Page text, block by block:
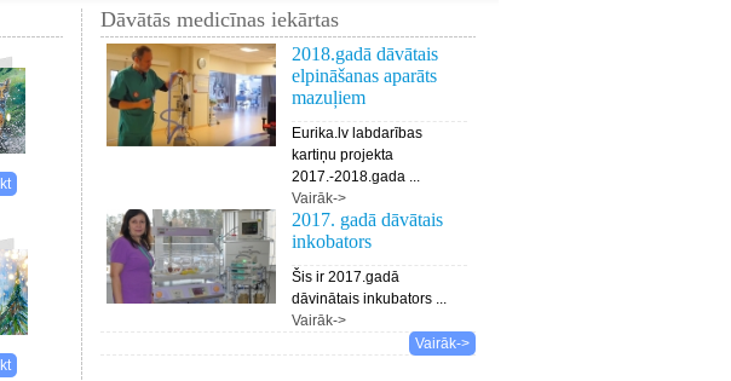
Dāvātās medicīnas iekārtas
2018.gadā dāvātais
elpināšanas aparāts
mazuļiem
Eurika.lv labdarības
kartiņu projekta
2017.-2018.gada ...
Vairāk->
2017. gadā dāvātais
inkobators
Šis ir 2017.gadā
dāvinātais inkubators ...
Vairāk->
Vairāk->